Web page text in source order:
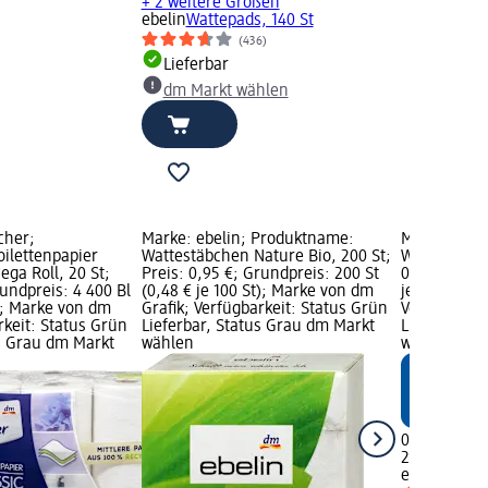
+ 2 weitere Größen
ebelinWattepads, 140 St
(436)
Lieferbar
dm Markt wählen
Roll, 20 St;
4 400 Bl
Marke von dm
Status Grün
Grau dm Markt
Marke: ebelin; Produktname:
Wattestäbchen Nature Bio, 200 St;
Preis: 0,95 €; Grundpreis: 200 St
(0,48 € je 100 St); Marke von dm
Grafik; Verfügbarkeit: Status Grün
Lieferbar, Status Grau dm Markt
wählen
Marke:
0,95 €;
je 100 St);
Lieferbar,
wählen
0,95 €
200 St
ebelin